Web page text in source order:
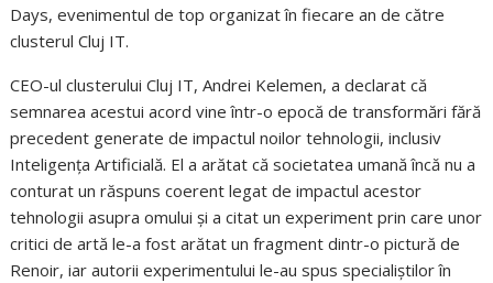
Days, evenimentul de top organizat în fiecare an de către
clusterul Cluj IT.
CEO-ul clusterului Cluj IT, Andrei Kelemen, a declarat că
semnarea acestui acord vine într-o epocă de transformări fără
precedent generate de impactul noilor tehnologii, inclusiv
Inteligența Artificială. El a arătat că societatea umană încă nu a
conturat un răspuns coerent legat de impactul acestor
tehnologii asupra omului și a citat un experiment prin care unor
critici de artă le-a fost arătat un fragment dintr-o pictură de
Renoir, iar autorii experimentului le-au spus specialiștilor în